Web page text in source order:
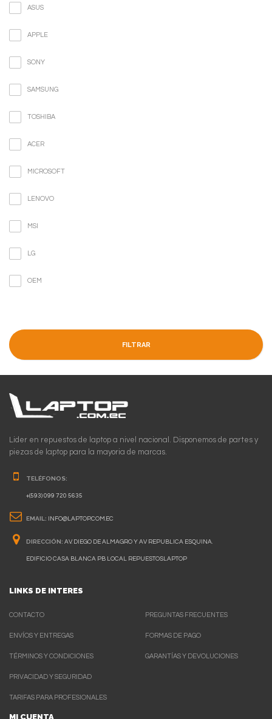
ASUS
APPLE
SONY
SAMSUNG
TOSHIBA
ACER
MICROSOFT
LENOVO
MSI
LG
OEM
FILTRAR
Lider en repuestos de laptop a nivel nacional. Disponemos de partes y
piezas de laptop para la mayoria de marcas.
TELÉFONOS:
+(593) 099 720 5635
EMAIL: INFO@LAPTOP.COM.EC
DIRECCIÓN: AV. DIEGO DE ALMAGRO Y AV REPUBLICA ESQUINA.
EDIFICIO CASA BLANCA PB LOCAL REPUESTOSLAPTOP
LINKS DE INTERES
CONTACTO
ENVÍOS Y ENTREGAS
TÉRMINOS Y CONDICIONES
PRIVACIDAD Y SEGURIDAD
TARIFAS PARA PROFESIONALES
MI CUENTA
PREGUNTAS FRECUENTES
FORMAS DE PAGO
GARANTÍAS Y DEVOLUCIONES